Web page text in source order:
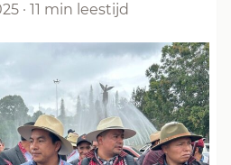
· 11 min leestijd